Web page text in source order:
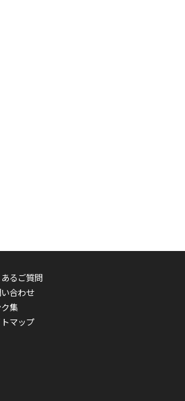
るご質問
合わせ
集
マップ